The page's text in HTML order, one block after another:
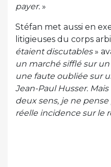
payer. »
Stéfan met aussi en
litigieuses du corps
étaient discutables»
un marché sifflé sur
une faute oubliée sur
Jean-Paul Husser.
deux sens, je ne
réelle incidence sur le